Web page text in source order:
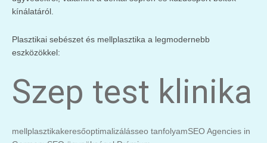
kínálatáról.
Plasztikai sebészet és mellplasztika a legmodernebb
eszközökkel:
Szep test klinika
mellplasztikakeresőoptimalizálásseo tanfolyamSEO Agencies in